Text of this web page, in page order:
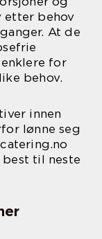
etter behov
At de
for
behov.
innen
lønne seg
best til neste